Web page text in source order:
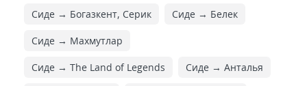
Сиде → Богазкент, Серик Сиде → Белек
Сиде → Махмутлар
Сиде → The Land of Legends Сиде → Анталья